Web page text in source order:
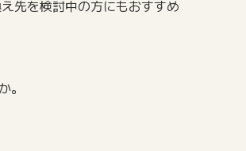
先を検討中の方にもおすすめ